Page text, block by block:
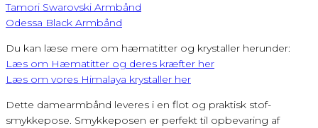
Tamori Swarovski Armbånd
Odessa Black Armbånd
Du kan læse mere om hæmatitter og krystaller herunder:
Læs om Hæmatitter og deres kræfter her
Læs om vores Himalaya krystaller her
Dette damearmbånd leveres i en flot og praktisk stof-
smykkepose. Smykkeposen er perfekt til opbevaring af